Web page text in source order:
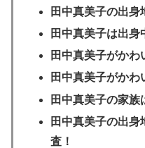
田中真美子の出身
田中真美子は出身
田中真美子がかわ
田中真美子がかわ
田中真美子の家族
田中真美子の出身
査！